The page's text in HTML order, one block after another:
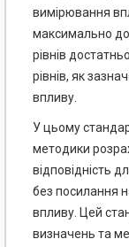
вимірювання
максимально
рівнів
рівнів, як
впливу.
У цьому
методики
відповідність
без посилання
впливу. Цей
визначень та